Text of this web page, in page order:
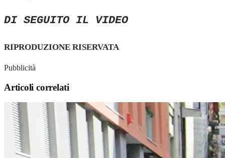
DI SEGUITO IL VIDEO
RIPRODUZIONE RISERVATA
Pubblicità
Articoli correlati